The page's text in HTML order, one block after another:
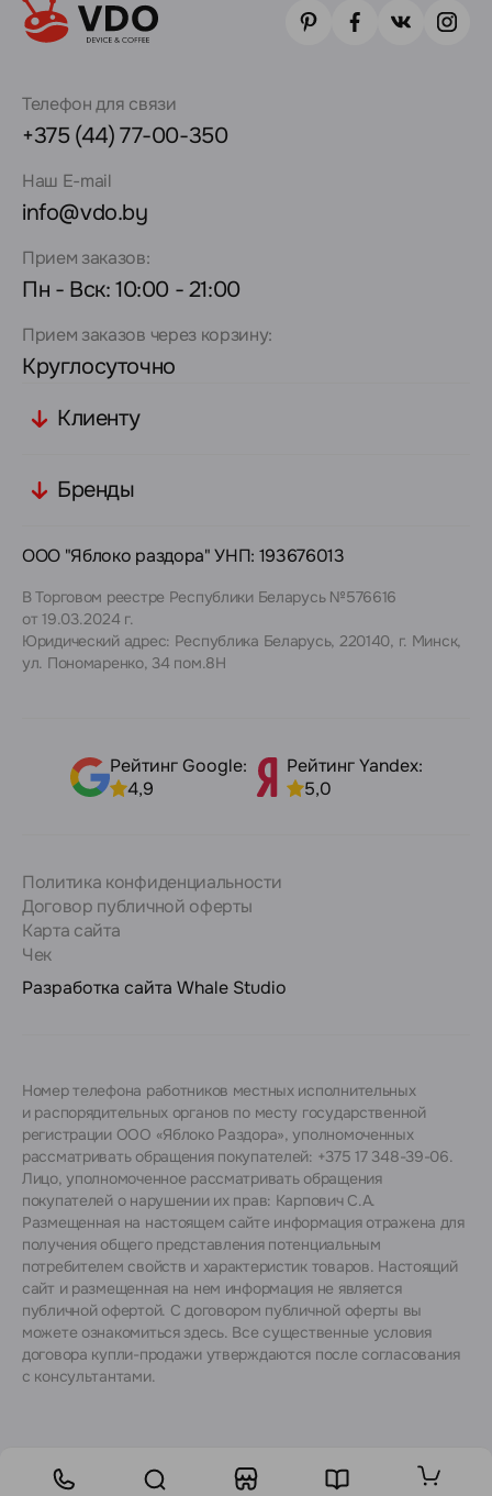
Телефон для связи
+375 (44) 77-00-350
Наш E-mail
info@vdo.by
Прием заказов:
Пн - Вск: 10:00 - 21:00
Прием заказов через корзину:
Круглосуточно
Клиенту
Бренды
ООО "Яблоко раздора" УНП: 193676013
В Торговом реестре Республики Беларусь №576616
от 19.03.2024 г.
Юридический адрес: Республика Беларусь, 220140, г. Минск,
ул. Пономаренко, 34 пом.8Н
Рейтинг Google:
4,9
Рейтинг Yandex:
5,0
Политика конфиденциальности
Договор публичной оферты
Карта сайта
Чек
Разработка сайта Whale Studio
Номер телефона работников местных исполнительных
и распорядительных органов по месту государственной
регистрации ООО «Яблоко Раздора», уполномоченных
рассматривать обращения покупателей: +375 17 348-39-06.
Лицо, уполномоченное рассматривать обращения
покупателей о нарушении их прав: Карпович С.А.
Размещенная на настоящем сайте информация отражена для
получения общего представления потенциальным
потребителем свойств и характеристик товаров. Настоящий
сайт и размещенная на нем информация не является
публичной офертой. С договором публичной оферты вы
можете ознакомиться здесь. Все существенные условия
договора купли-продажи утверждаются после согласования
с консультантами.